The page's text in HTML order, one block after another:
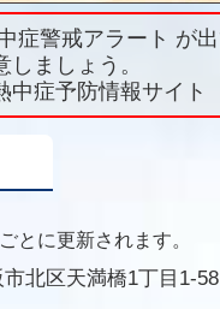
症警戒アラート が
ましょう。
症予防情報サイト
とに更新されます。
北区天満橋1丁目1-58